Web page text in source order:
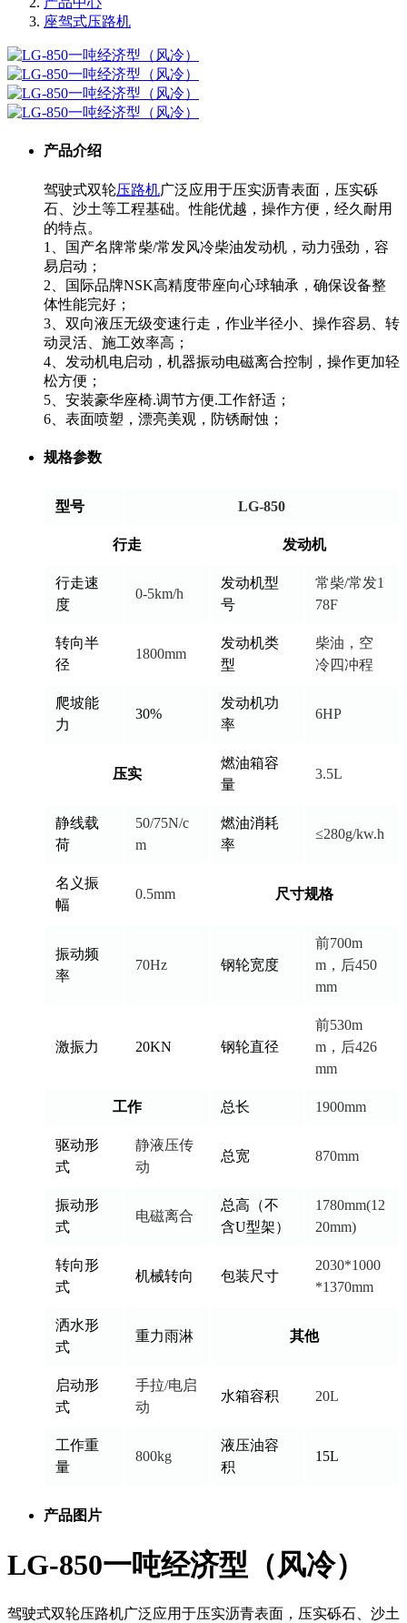
座驾式压路机
产品介绍
驾驶式双轮压路机广泛应用于压实沥青表面，压实砾
石、沙土等工程基础。性能优越，操作方便，经久耐用
的特点。
1、国产名牌常柴/常发风冷柴油发动机，动力强劲，容
易启动；
2、国际品牌NSK高精度带座向心球轴承，确保设备整
体性能完好；
3、双向液压无级变速行走，作业半径小、操作容易、转
动灵活、施工效率高；
4、发动机电启动，机器振动电磁离合控制，操作更加轻
松方便；
5、安装豪华座椅.调节方便.工作舒适；
6、表面喷塑，漂亮美观，防锈耐蚀；
规格参数
型号 LG-850
行走 发动机
行走速
度
0-5km/h
发动机型
号
常柴/常发1
78F
转向半
径
1800mm
发动机类
型
柴油，空
冷四冲程
爬坡能
力
30%
发动机功
率
6HP
压实
燃油箱容
量
3.5L
静线载
荷
50/75N/c
m
燃油消耗
率
≤280g/kw.h
名义振
幅
0.5mm 尺寸规格
振动频
率
70Hz 钢轮宽度
前700m
m，后450
mm
激振力 20KN 钢轮直径
前530m
m，后426
mm
工作 总长 1900mm
驱动形
式
静液压传
动
总宽 870mm
振动形
式
电磁离合
总高（不
含U型架）
1780mm(12
20mm)
转向形
式
机械转向 包装尺寸
2030*1000
*1370mm
洒水形
式
重力雨淋 其他
启动形
式
手拉/电启
动
水箱容积 20L
工作重
量
800kg
液压油容
积
15L
产品图片
LG-850一吨经济型（风冷）
驾驶式双轮压路机广泛应用于压实沥青表面，压实砾石、沙土